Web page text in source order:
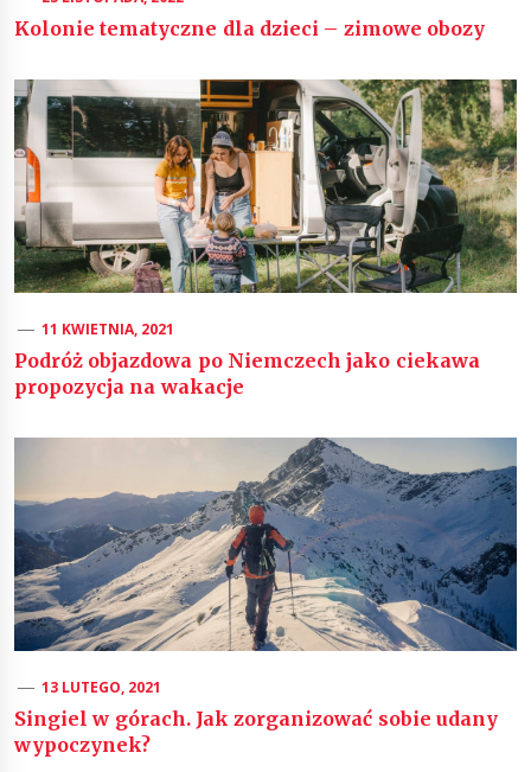
Kolonie tematyczne dla dzieci – zimowe obozy
11 KWIETNIA, 2021
Podróż objazdowa po Niemczech jako ciekawa
propozycja na wakacje
13 LUTEGO, 2021
Singiel w górach. Jak zorganizować sobie udany
wypoczynek?